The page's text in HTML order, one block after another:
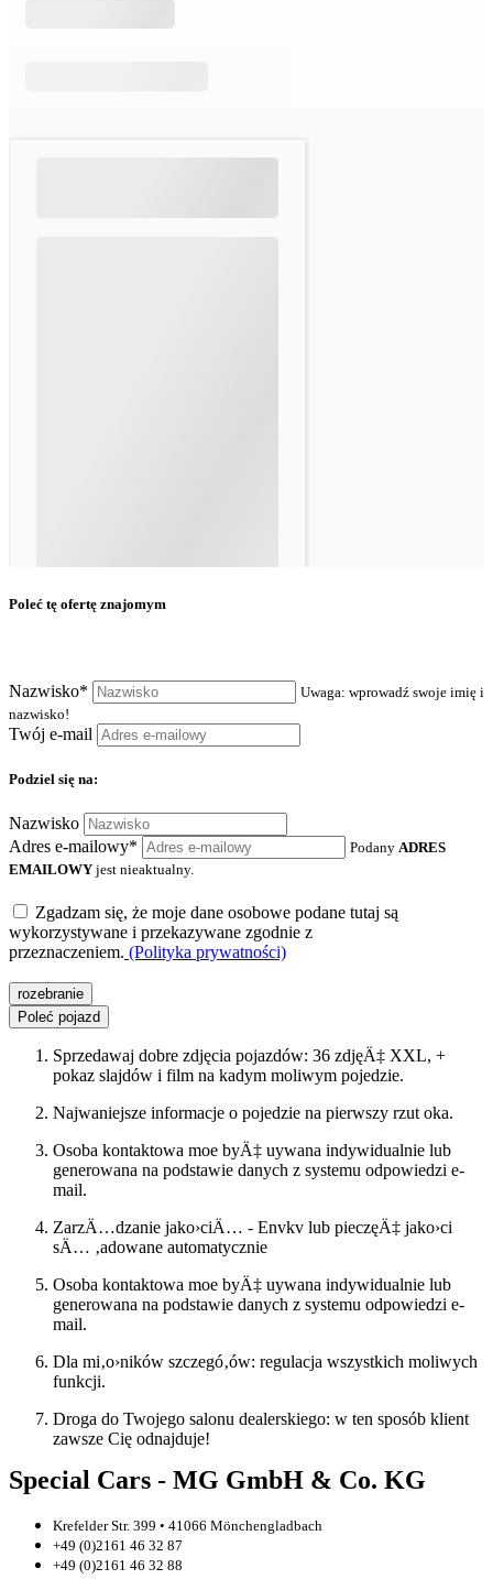
Poleć tę ofertę znajomym
Nazwisko*
Uwaga: wprowadź swoje imię i
nazwisko!
Twój e-mail
Podziel się na:
Nazwisko
Adres e-mailowy*
Podany ADRES
EMAILOWY jest nieaktualny.
Zgadzam się, że moje dane osobowe podane tutaj są
wykorzystywane i przekazywane zgodnie z
przeznaczeniem. (Polityka prywatności)
rozebranie
Poleć pojazd
Sprzedawaj dobre zdjęcia pojazdów: 36 zdjęÄ‡ XXL, +
pokaz slajdów i film na kadym moliwym pojedzie.
Najwaniejsze informacje o pojedzie na pierwszy rzut oka.
Osoba kontaktowa moe byÄ‡ uywana indywidualnie lub
generowana na podstawie danych z systemu odpowiedzi e-
mail.
ZarzÄ…dzanie jako›ciÄ… - Envkv lub pieczęÄ‡ jako›ci
sÄ… ‚adowane automatycznie
Osoba kontaktowa moe byÄ‡ uywana indywidualnie lub
generowana na podstawie danych z systemu odpowiedzi e-
mail.
Dla mi‚o›ników szczegó‚ów: regulacja wszystkich moliwych
funkcji.
Droga do Twojego salonu dealerskiego: w ten sposób klient
zawsze Cię odnajduje!
Special Cars - MG GmbH & Co. KG
Krefelder Str. 399 • 41066 Mönchengladbach
+49 (0)2161 46 32 87
+49 (0)2161 46 32 88